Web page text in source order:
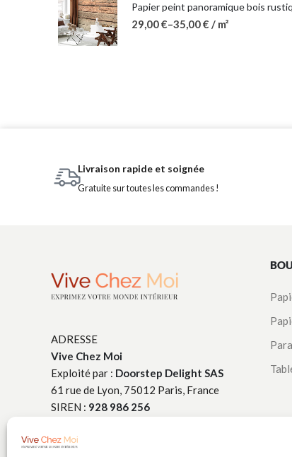
Papier peint panoramique bois
29,00€–35,00€ / m²
Livraison rapide et soignée
Gratuite sur toutes les commandes !
ADRESSE
Vive Chez Moi
Exploité par : Doorstep Delight SAS
61 rue de Lyon, 75012 Paris, France
SIREN : 928 986 256
TÉLÉPHONE